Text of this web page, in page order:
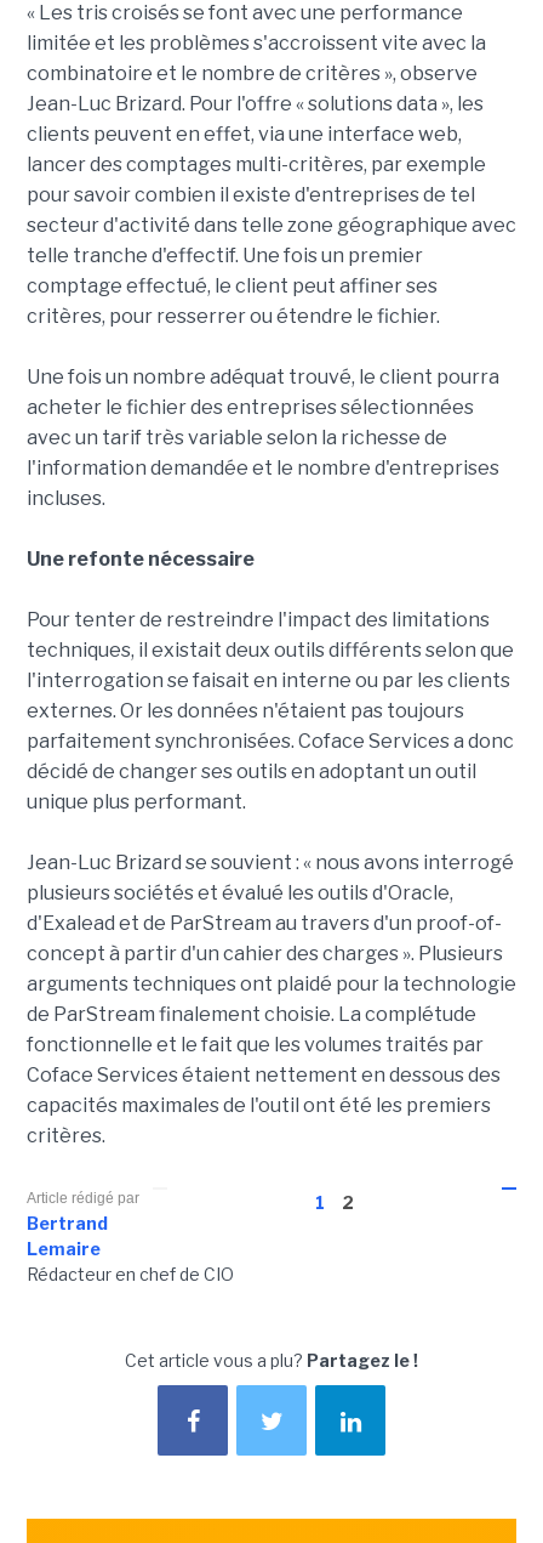
« Les tris croisés se font avec une performance
limitée et les problèmes s'accroissent vite avec la
combinatoire et le nombre de critères », observe
Jean-Luc Brizard. Pour l'offre « solutions data », les
clients peuvent en effet, via une interface web,
lancer des comptages multi-critères, par exemple
pour savoir combien il existe d'entreprises de tel
secteur d'activité dans telle zone géographique avec
telle tranche d'effectif. Une fois un premier
comptage effectué, le client peut affiner ses
critères, pour resserrer ou étendre le fichier.
Une fois un nombre adéquat trouvé, le client pourra
acheter le fichier des entreprises sélectionnées
avec un tarif très variable selon la richesse de
l'information demandée et le nombre d'entreprises
incluses.
Une refonte nécessaire
Pour tenter de restreindre l'impact des limitations
techniques, il existait deux outils différents selon que
l'interrogation se faisait en interne ou par les clients
externes. Or les données n'étaient pas toujours
parfaitement synchronisées. Coface Services a donc
décidé de changer ses outils en adoptant un outil
unique plus performant.
Jean-Luc Brizard se souvient : « nous avons interrogé
plusieurs sociétés et évalué les outils d'Oracle,
d'Exalead et de ParStream au travers d'un proof-of-
concept à partir d'un cahier des charges ». Plusieurs
arguments techniques ont plaidé pour la technologie
de ParStream finalement choisie. La complétude
fonctionnelle et le fait que les volumes traités par
Coface Services étaient nettement en dessous des
capacités maximales de l'outil ont été les premiers
critères.
1 2
Article rédigé par
Bertrand
Lemaire
Rédacteur en chef de CIO
Cet article vous a plu? Partagez le !